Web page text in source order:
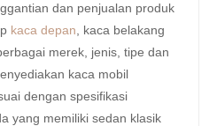
dan penjualan produk
kaca depan , kaca belakang
merek, jenis, tipe dan
kaca mobil
dengan spesifikasi
yang memiliki sedan klasik